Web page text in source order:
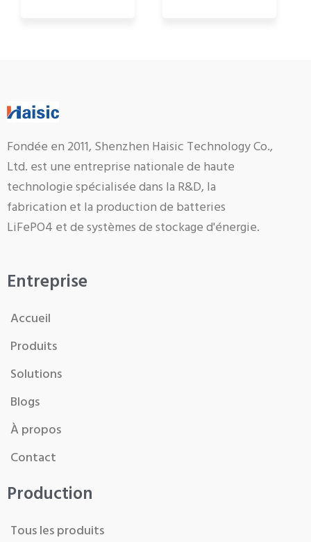
Fondée en 2011, Shenzhen Haisic Technology Co.,
Ltd. est une entreprise nationale de haute
technologie spécialisée dans la R&D, la
fabrication et la production de batteries
LiFePO4 et de systèmes de stockage d'énergie.
Entreprise
Accueil
Produits
Solutions
Blogs
À propos
Contact
Production
Tous les produits